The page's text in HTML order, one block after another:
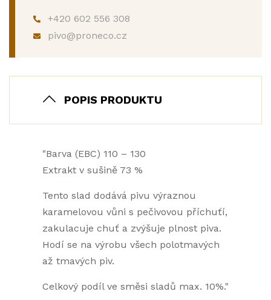
+420 602 556 308
pivo@proneco.cz
POPIS PRODUKTU
"Barva (EBC) 110 – 130
Extrakt v sušině 73 %
Tento slad dodává pivu výraznou
karamelovou vůni s pečivovou příchuťí,
zakulacuje chuť a zvýšuje plnost piva.
Hodí se na výrobu všech polotmavých
až tmavých piv.
Celkový podíl ve směsi sladů max. 10%."